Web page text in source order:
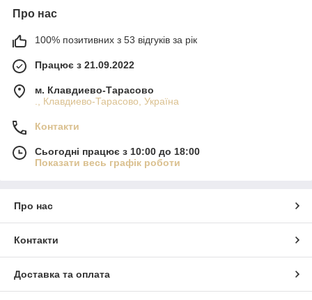
Про нас
100% позитивних з 53 відгуків за рік
Працює з 21.09.2022
м. Клавдиево-Тарасово
., Клавдиево-Тарасово, Україна
Контакти
Сьогодні працює з 10:00 до 18:00
Показати весь графік роботи
Про нас
Контакти
Доставка та оплата